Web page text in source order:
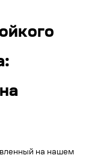
на нашем